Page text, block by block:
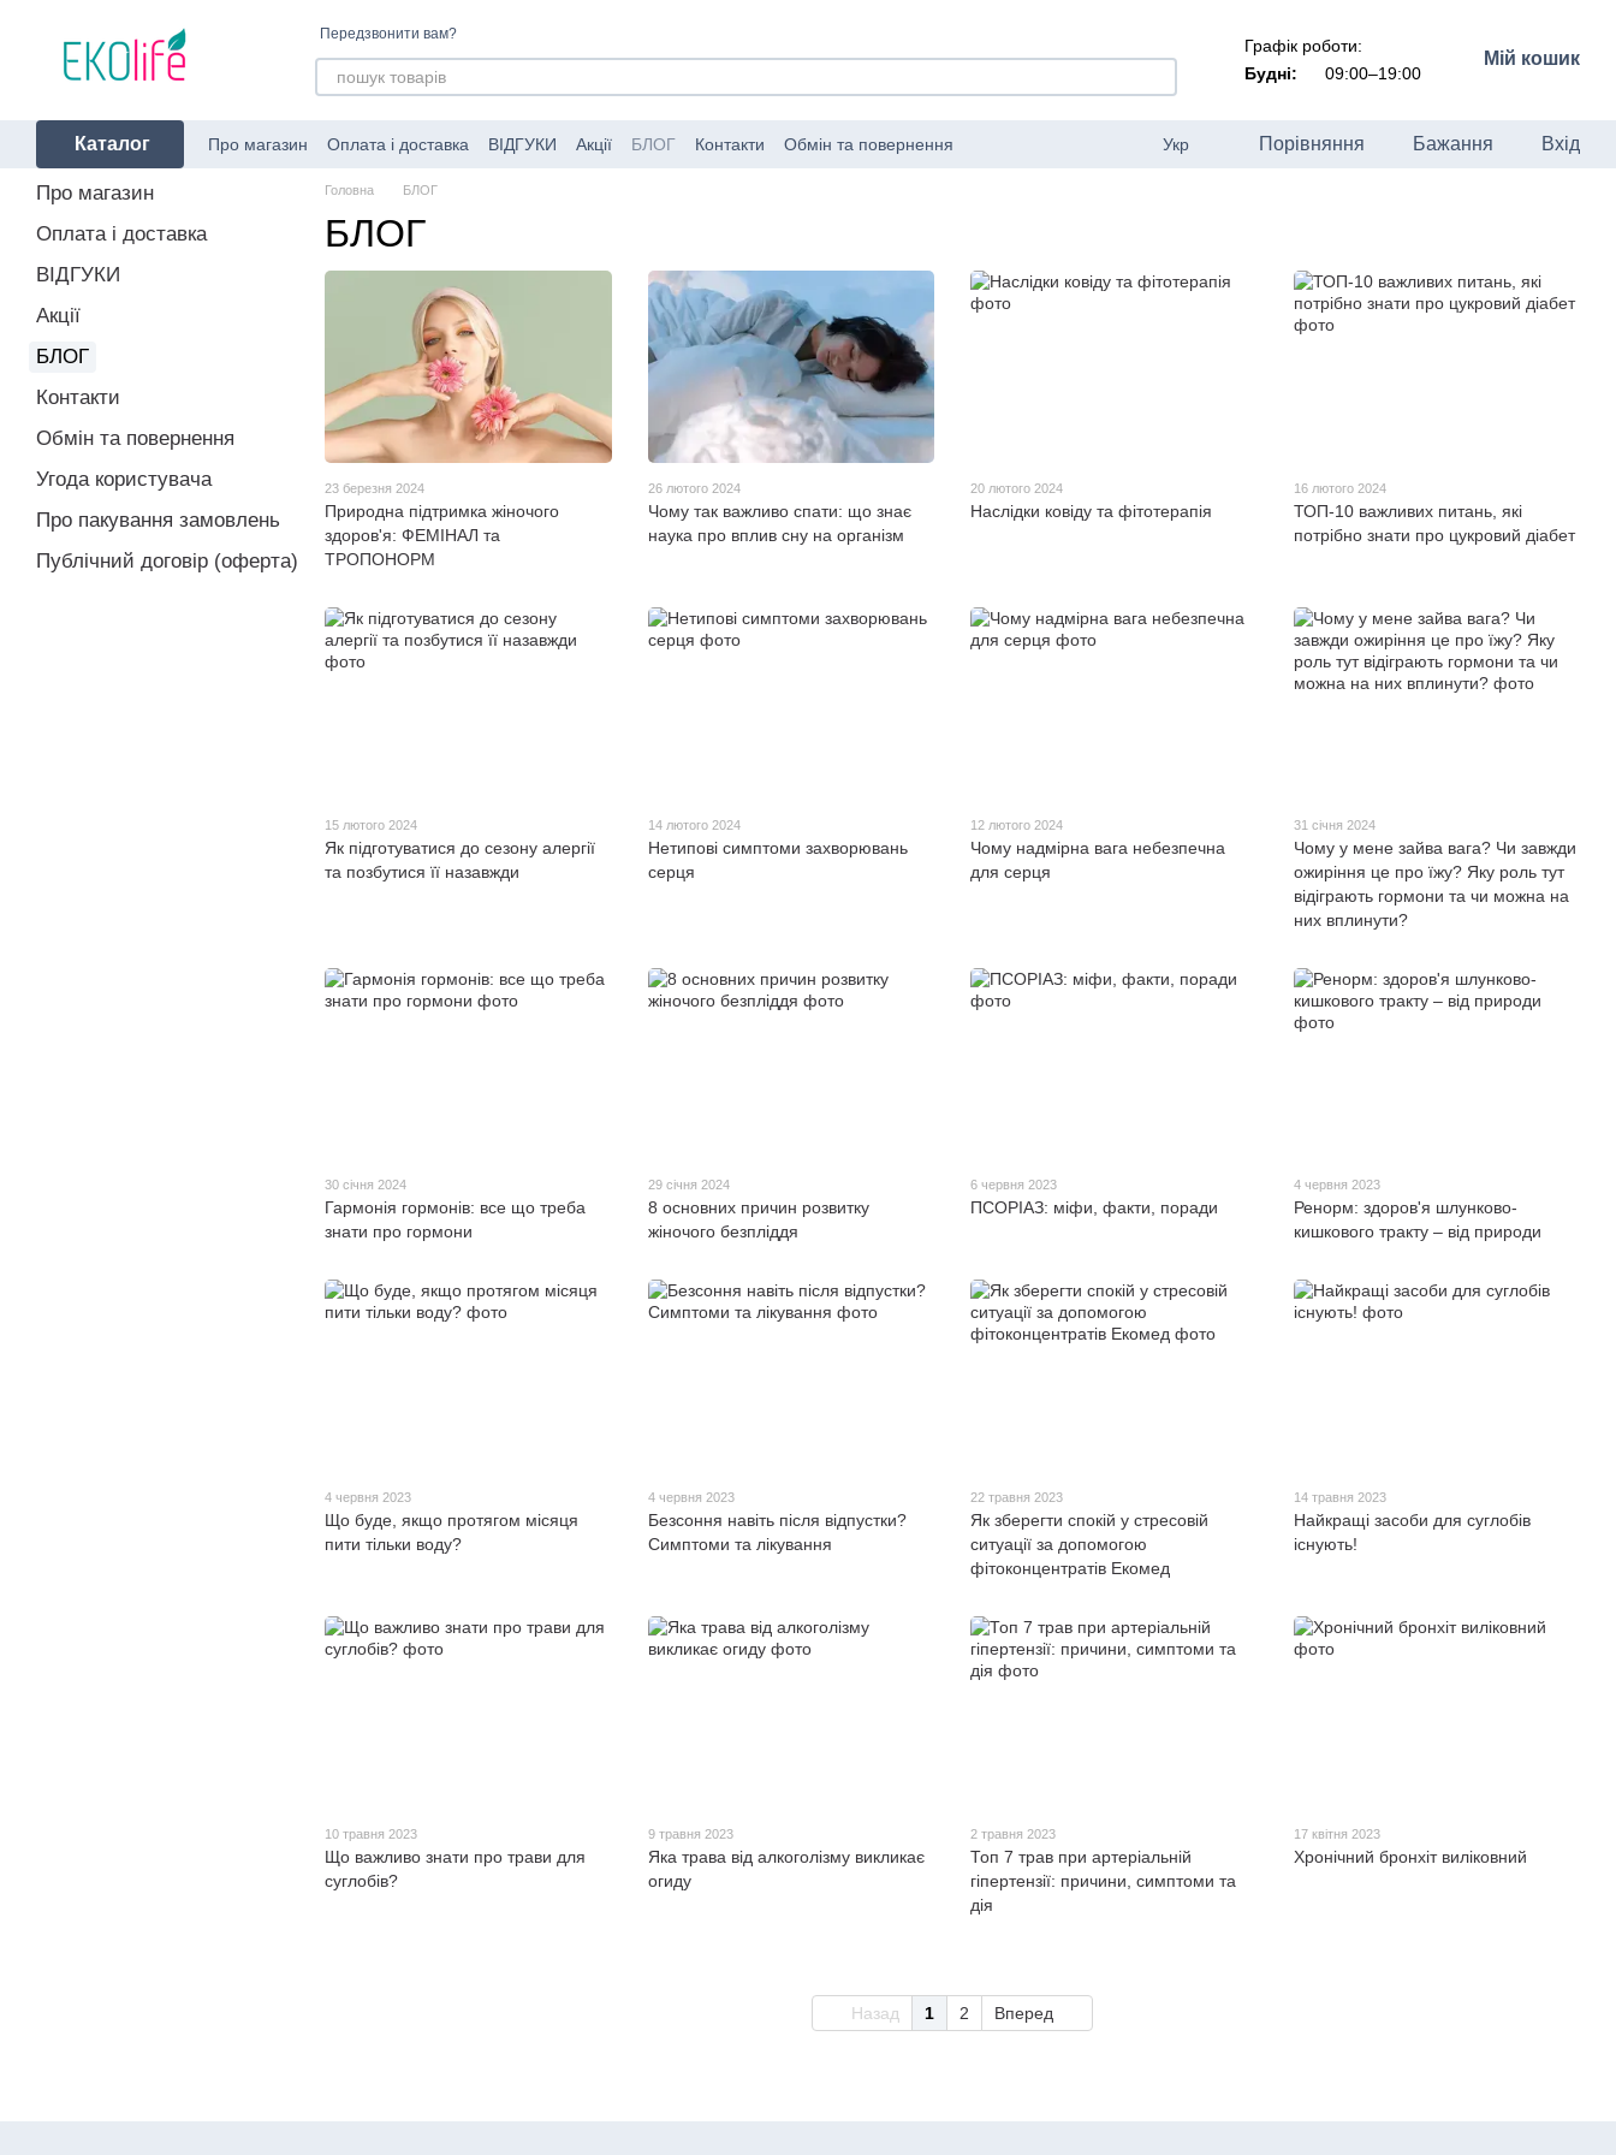
Передзвонити вам?
Графік роботи:
Будні:
09:00–19:00
Мій кошик
Каталог Про магазин Оплата і доставка ВІДГУКИ Акції БЛОГ Контакти
Обмін та повернення
Укр Порівняння Бажання Вхід
Головна БЛОГ
БЛОГ
23 березня 2024
Природна підтримка жіночого
здоров'я: ФЕМІНАЛ та
ТРОПОНОРМ
26 лютого 2024
Чому так важливо спати: що знає
наука про вплив сну на організм
20 лютого 2024
Наслідки ковіду та фітотерапія
16 лютого 2024
ТОП-10 важливих питань, які
потрібно знати про цукровий діабет
15 лютого 2024
Як підготуватися до сезону алергії
та позбутися її назавжди
14 лютого 2024
Нетипові симптоми захворювань
серця
12 лютого 2024
Чому надмірна вага небезпечна
для серця
31 січня 2024
Чому у мене зайва вага? Чи завжди
ожиріння це про їжу? Яку роль тут
відіграють гормони та чи можна на
них вплинути?
30 січня 2024
Гармонія гормонів: все що треба
знати про гормони
29 січня 2024
8 основних причин розвитку
жіночого безпліддя
6 червня 2023
ПСОРІАЗ: міфи, факти, поради
4 червня 2023
Ренорм: здоров'я шлунково-
кишкового тракту – від природи
4 червня 2023
Що буде, якщо протягом місяця
пити тільки воду?
4 червня 2023
Безсоння навіть після відпустки?
Симптоми та лікування
22 травня 2023
Як зберегти спокій у стресовій
ситуації за допомогою
фітоконцентратів Екомед
14 травня 2023
Найкращі засоби для суглобів
існують!
10 травня 2023
Що важливо знати про трави для
суглобів?
9 травня 2023
Яка трава від алкоголізму викликає
огиду
2 травня 2023
Топ 7 трав при артеріальній
гіпертензії: причини, симптоми та
дія
17 квітня 2023
Хронічний бронхіт виліковний
Назад 1 2 Вперед
Про магазин
Оплата і доставка
ВІДГУКИ
Акції
БЛОГ
Контакти
Обмін та повернення
Угода користувача
Про пакування замовлень
Публічний договір (оферта)